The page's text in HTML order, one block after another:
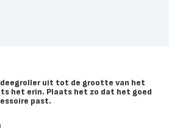
uit tot de grootte van het
het erin. Plaats het zo dat het goed
past.